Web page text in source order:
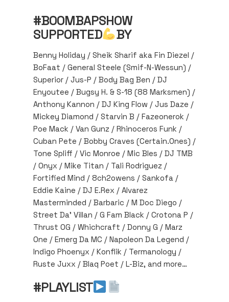
#BOOMBAPSHOW
SUPPORTED
BY
Benny Holiday / Sheik Sharif aka Fin Diezel /
BoFaat / General Steele (Smif-N-Wessun) /
Superior / Jus-P / Body Bag Ben / DJ
Enyoutee / Bugsy H. & S-18 (88 Marksmen) /
Anthony Kannon / DJ King Flow / Jus Daze /
Mickey Diamond / Starvin B / Fazeonerok /
Poe Mack / Van Gunz / Rhinoceros Funk /
Cuban Pete / Bobby Craves (Certain.Ones) /
Tone Spliff / Vic Monroe / Mic Bles / DJ TMB
/ Onyx / Mike Titan / Tali Rodriguez /
Fortified Mind / 8ch2owens / Sankofa /
Eddie Kaine / DJ E.Rex / Alvarez
Masterminded / Barbaric / M Doc Diego /
Street Da’ Villan / G Fam Black / Crotona P /
Thrust OG / Whichcraft / Donny G / Marz
One / Emerg Da MC / Napoleon Da Legend /
Indigo Phoenyx / Konflik / Termanology /
Ruste Juxx / Blaq Poet / L-Biz, and more…
#PLAYLIST